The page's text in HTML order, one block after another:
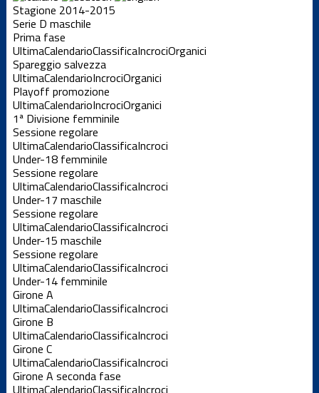
Stagione 2014-2015
Serie D maschile
Prima fase
UltimaCalendarioClassificaIncrociOrganici
Spareggio salvezza
UltimaCalendarioIncrociOrganici
Playoff promozione
UltimaCalendarioIncrociOrganici
1ª Divisione femminile
Sessione regolare
UltimaCalendarioClassificaIncroci
Under-18 femminile
Sessione regolare
UltimaCalendarioClassificaIncroci
Under-17 maschile
Sessione regolare
UltimaCalendarioClassificaIncroci
Under-15 maschile
Sessione regolare
UltimaCalendarioClassificaIncroci
Under-14 femminile
Girone A
UltimaCalendarioClassificaIncroci
Girone B
UltimaCalendarioClassificaIncroci
Girone C
UltimaCalendarioClassificaIncroci
Girone A seconda fase
UltimaCalendarioClassificaIncroci